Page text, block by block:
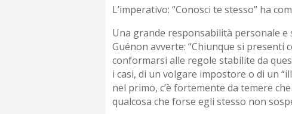
L’imperativo: “Conosci te stesso” ha
Una grande responsabilità personale
Guénon avverte: “Chiunque si
conformarsi alle regole stabilite da
i casi, di un volgare impostore o di un
nel primo, c’è fortemente da temere
qualcosa che forse egli stesso non